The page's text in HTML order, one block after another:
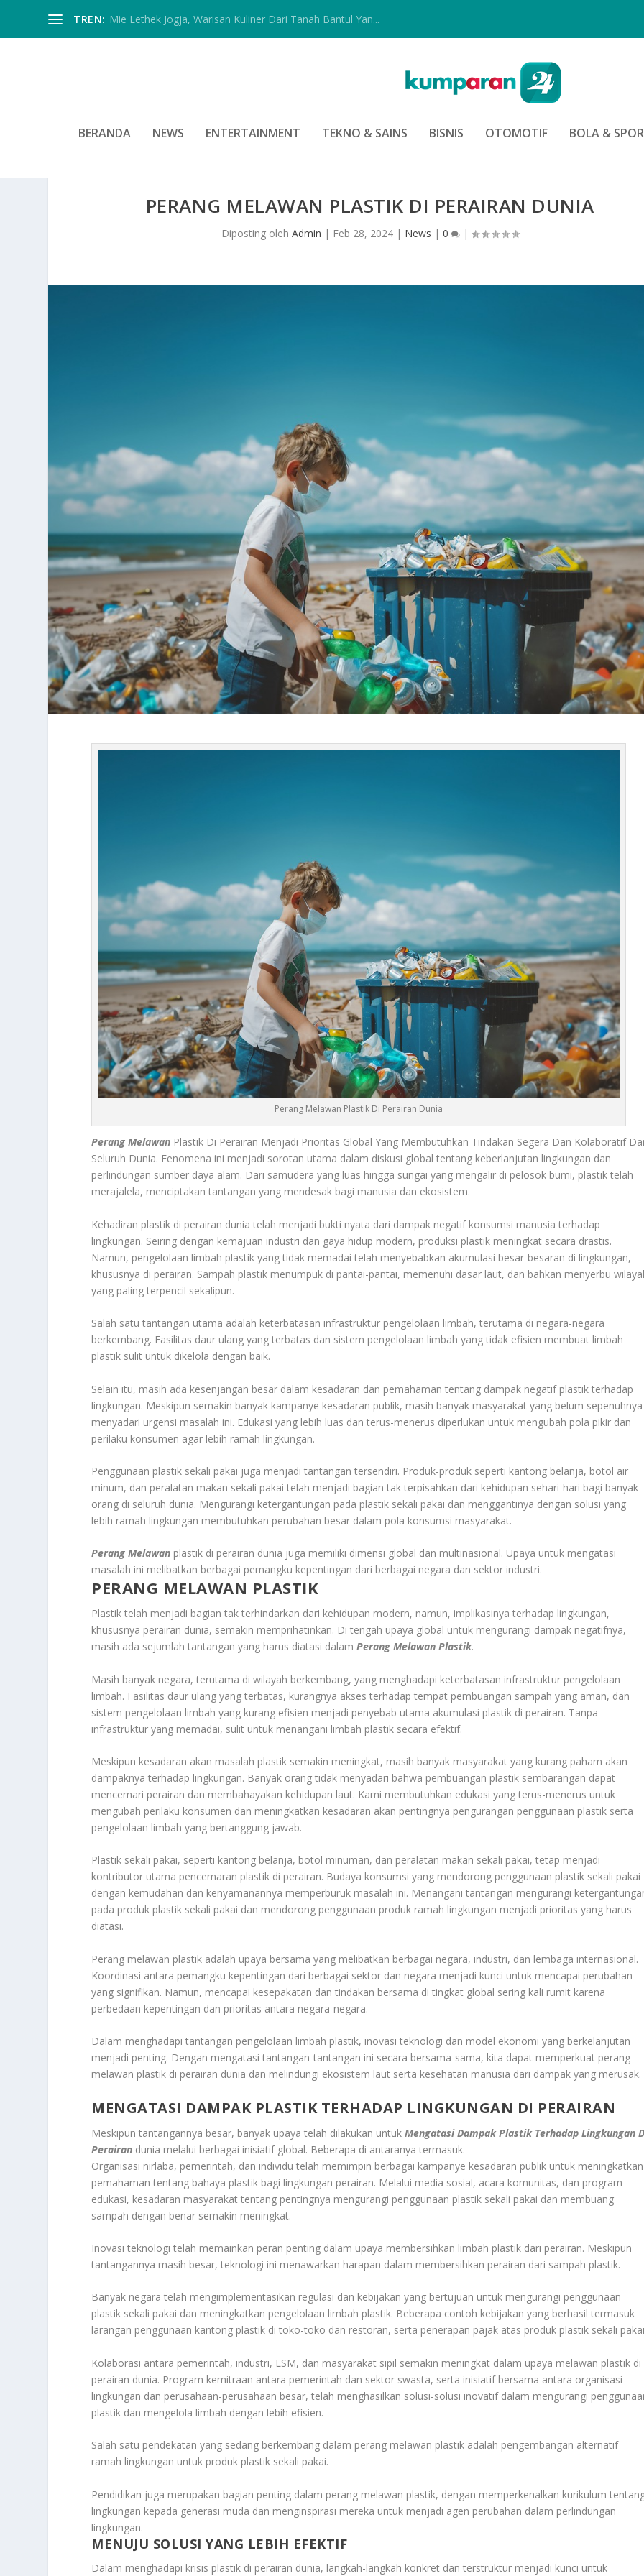
TREN: Mie Lethek Jogja, Warisan Kuliner Dari Tanah Bantul Yan...
BERANDA NEWS ENTERTAINMENT TEKNO & SAINS BISNIS OTOMOTIF BOLA &
PERANG MELAWAN PLASTIK DI PERAIRAN DUNIA
Diposting oleh Admin | Feb 28, 2024| News | 0 |
Perang Melawan Plastik Di Perairan Dunia
Perang Melawan Plastik Di Perairan Menjadi Prioritas Global Yang Membutuhkan Tindakan Segera Dan Kolaboratif
Seluruh Dunia. Fenomena ini menjadi sorotan utama dalam diskusi global tentang keberlanjutan lingkungan dan
perlindungan sumber daya alam. Dari samudera yang luas hingga sungai yang mengalir di pelosok bumi, plastik telah
merajalela, menciptakan tantangan yang mendesak bagi manusia dan ekosistem.
Kehadiran plastik di perairan dunia telah menjadi bukti nyata dari dampak negatif konsumsi manusia terhadap
lingkungan. Seiring dengan kemajuan industri dan gaya hidup modern, produksi plastik meningkat secara drastis.
Namun, pengelolaan limbah plastik yang tidak memadai telah menyebabkan akumulasi besar-besaran di lingkungan,
khususnya di perairan. Sampah plastik menumpuk di pantai-pantai, memenuhi dasar laut, dan bahkan menyerbu
yang paling terpencil sekalipun.
Salah satu tantangan utama adalah keterbatasan infrastruktur pengelolaan limbah, terutama di negara-negara
berkembang. Fasilitas daur ulang yang terbatas dan sistem pengelolaan limbah yang tidak efisien membuat limbah
plastik sulit untuk dikelola dengan baik.
Selain itu, masih ada kesenjangan besar dalam kesadaran dan pemahaman tentang dampak negatif plastik terhadap
lingkungan. Meskipun semakin banyak kampanye kesadaran publik, masih banyak masyarakat yang belum sepenuhnya
menyadari urgensi masalah ini. Edukasi yang lebih luas dan terus-menerus diperlukan untuk mengubah pola pikir dan
perilaku konsumen agar lebih ramah lingkungan.
Penggunaan plastik sekali pakai juga menjadi tantangan tersendiri. Produk-produk seperti kantong belanja, botol air
minum, dan peralatan makan sekali pakai telah menjadi bagian tak terpisahkan dari kehidupan sehari-hari bagi banyak
orang di seluruh dunia. Mengurangi ketergantungan pada plastik sekali pakai dan menggantinya dengan solusi yang
lebih ramah lingkungan membutuhkan perubahan besar dalam pola konsumsi masyarakat.
Perang Melawan plastik di perairan dunia juga memiliki dimensi global dan multinasional. Upaya untuk mengatasi
masalah ini melibatkan berbagai pemangku kepentingan dari berbagai negara dan sektor industri.
PERANG MELAWAN PLASTIK
Plastik telah menjadi bagian tak terhindarkan dari kehidupan modern, namun, implikasinya terhadap lingkungan,
khususnya perairan dunia, semakin memprihatinkan. Di tengah upaya global untuk mengurangi dampak negatifnya,
masih ada sejumlah tantangan yang harus diatasi dalamPerang Melawan Plastik.
Masih banyak negara, terutama di wilayah berkembang, yang menghadapi keterbatasan infrastruktur pengelolaan
limbah. Fasilitas daur ulang yang terbatas, kurangnya akses terhadap tempat pembuangan sampah yang aman, dan
sistem pengelolaan limbah yang kurang efisien menjadi penyebab utama akumulasi plastik di perairan. Tanpa
infrastruktur yang memadai, sulit untuk menangani limbah plastik secara efektif.
Meskipun kesadaran akan masalah plastik semakin meningkat, masih banyak masyarakat yang kurang paham akan
dampaknya terhadap lingkungan. Banyak orang tidak menyadari bahwa pembuangan plastik sembarangan dapat
mencemari perairan dan membahayakan kehidupan laut. Kami membutuhkan edukasi yang terus-menerus untuk
mengubah perilaku konsumen dan meningkatkan kesadaran akan pentingnya pengurangan penggunaan plastik serta
pengelolaan limbah yang bertanggung jawab.
Plastik sekali pakai, seperti kantong belanja, botol minuman, dan peralatan makan sekali pakai, tetap menjadi
kontributor utama pencemaran plastik di perairan. Budaya konsumsi yang mendorong penggunaan plastik sekali pakai
dengan kemudahan dan kenyamanannya memperburuk masalah ini. Menangani tantangan mengurangi
pada produk plastik sekali pakai dan mendorong penggunaan produk ramah lingkungan menjadi prioritas yang harus
diatasi.
Perang melawan plastik adalah upaya bersama yang melibatkan berbagai negara, industri, dan lembaga internasional.
Koordinasi antara pemangku kepentingan dari berbagai sektor dan negara menjadi kunci untuk mencapai perubahan
yang signifikan. Namun, mencapai kesepakatan dan tindakan bersama di tingkat global sering kali rumit karena
perbedaan kepentingan dan prioritas antara negara-negara.
Dalam menghadapi tantangan pengelolaan limbah plastik, inovasi teknologi dan model ekonomi yang berkelanjutan
menjadi penting. Dengan mengatasi tantangan-tantangan ini secara bersama-sama, kita dapat memperkuat perang
melawan plastik di perairan dunia dan melindungi ekosistem laut serta kesehatan manusia dari dampak yang merusak.
MENGATASI DAMPAK PLASTIK TERHADAP LINGKUNGAN DI PERAIRAN
Meskipun tantangannya besar, banyak upaya telah dilakukan untukMengatasi Dampak Plastik Terhadap Lingkungan
Perairan dunia melalui berbagai inisiatif global. Beberapa di antaranya termasuk.
Organisasi nirlaba, pemerintah, dan individu telah memimpin berbagai kampanye kesadaran publik untuk meningkatkan
pemahaman tentang bahaya plastik bagi lingkungan perairan. Melalui media sosial, acara komunitas, dan program
edukasi, kesadaran masyarakat tentang pentingnya mengurangi penggunaan plastik sekali pakai dan membuang
sampah dengan benar semakin meningkat.
Inovasi teknologi telah memainkan peran penting dalam upaya membersihkan limbah plastik dari perairan. Meskipun
tantangannya masih besar, teknologi ini menawarkan harapan dalam membersihkan perairan dari sampah plastik.
Banyak negara telah mengimplementasikan regulasi dan kebijakan yang bertujuan untuk mengurangi penggunaan
plastik sekali pakai dan meningkatkan pengelolaan limbah plastik. Beberapa contoh kebijakan yang berhasil termasuk
larangan penggunaan kantong plastik di toko-toko dan restoran, serta penerapan pajak atas produk plastik sekali
Kolaborasi antara pemerintah, industri, LSM, dan masyarakat sipil semakin meningkat dalam upaya melawan plastik di
perairan dunia. Program kemitraan antara pemerintah dan sektor swasta, serta inisiatif bersama antara organisasi
lingkungan dan perusahaan-perusahaan besar, telah menghasilkan solusi-solusi inovatif dalam mengurangi
plastik dan mengelola limbah dengan lebih efisien.
Salah satu pendekatan yang sedang berkembang dalam perang melawan plastik adalah pengembangan alternatif
ramah lingkungan untuk produk plastik sekali pakai.
Pendidikan juga merupakan bagian penting dalam perang melawan plastik, dengan memperkenalkan kurikulum
lingkungan kepada generasi muda dan menginspirasi mereka untuk menjadi agen perubahan dalam perlindungan
lingkungan.
MENUJU SOLUSI YANG LEBIH EFEKTIF
Dalam menghadapi krisis plastik di perairan dunia, langkah-langkah konkret dan terstruktur menjadi kunci untuk